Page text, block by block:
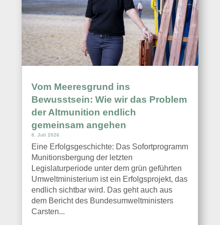
Vom Meeresgrund ins
Bewusstsein: Wie wir das Problem
der Altmunition endlich
gemeinsam angehen
8. Juli 2026
Eine Erfolgsgeschichte: Das Sofortprogramm
Munitionsbergung der letzten
Legislaturperiode unter dem grün geführten
Umweltministerium ist ein Erfolgsprojekt, das
endlich sichtbar wird. Das geht auch aus
dem Bericht des Bundesumweltministers
Carsten...